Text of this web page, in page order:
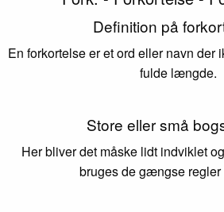
Definition på
En forkortelse er et ord eller navn der
fulde længde.
Store eller små
Her bliver det måske lidt indviklet
bruges de gængse regler